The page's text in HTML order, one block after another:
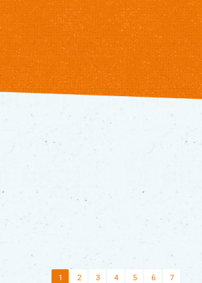
1 2 3 4 5 6 7